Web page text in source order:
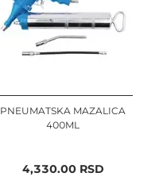
PNEUMATSKA MAZALICA
400ML
4,330.00RSD